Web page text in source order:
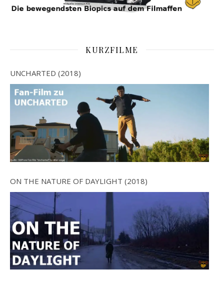
KURZFILME
UNCHARTED (2018)
ON THE NATURE OF DAYLIGHT (2018)